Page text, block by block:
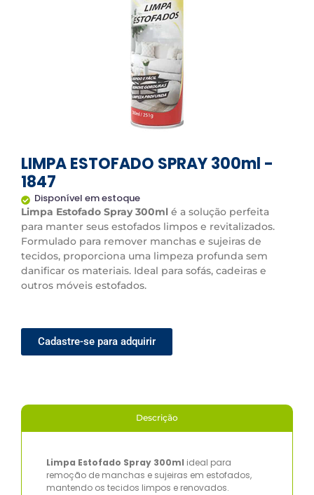
LIMPA ESTOFADO SPRAY 300ml -
1847
Disponível em estoque
Limpa Estofado Spray 300ml é a solução perfeita
para manter seus estofados limpos e revitalizados.
Formulado para remover manchas e sujeiras de
tecidos, proporciona uma limpeza profunda sem
danificar os materiais. Ideal para sofás, cadeiras e
outros móveis estofados.
Cadastre-se para adquirir
Descrição
Limpa Estofado Spray 300ml ideal para
remoção de manchas e sujeiras em estofados,
mantendo os tecidos limpos e renovados.